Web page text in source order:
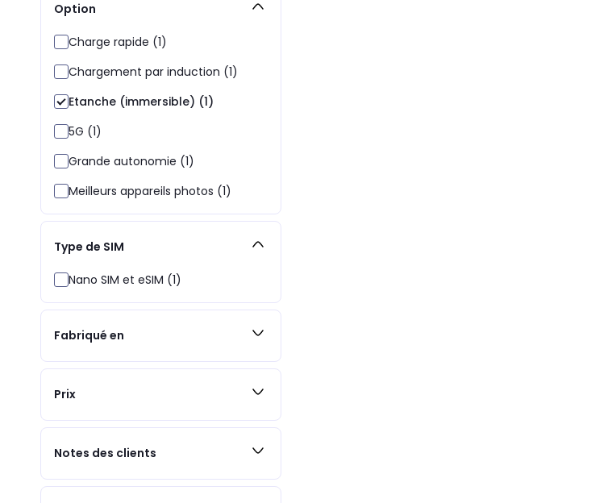
Option
Charge rapide (1)
Chargement par induction (1)
Etanche (immersible) (1)
5G (1)
Grande autonomie (1)
Meilleurs appareils photos (1)
Type de SIM
Nano SIM et eSIM (1)
Fabriqué en
Prix
Notes des clients